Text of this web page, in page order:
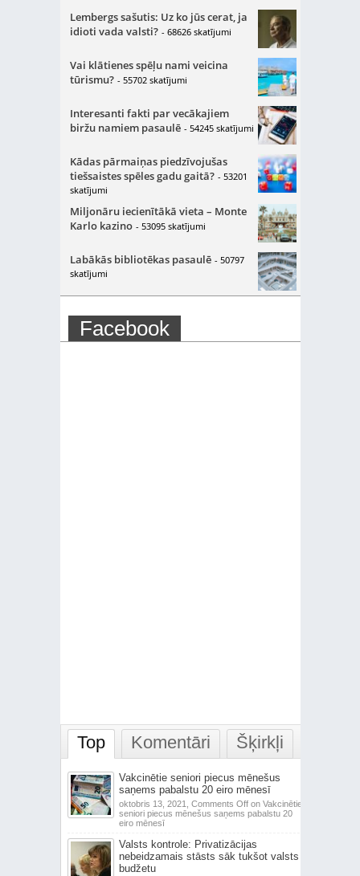
Lembergs sašutis: Uz ko jūs cerat, ja
idioti vada valsti? - 68626 skatījumi
Vai klātienes spēļu nami veicina
tūrismu? - 55702 skatījumi
Interesanti fakti par vecākajiem
biržu namiem pasaulē - 54245 skatījumi
Kādas pārmaiņas piedzīvojušas
tiešsaistes spēles gadu gaitā? - 53201
skatījumi
Miljonāru iecienītākā vieta – Monte
Karlo kazino - 53095 skatījumi
Labākās bibliotēkas pasaulē - 50797
skatījumi
Facebook
Top Komentāri Šķirkļi
Vakcinētie seniori piecus mēnešus
saņems pabalstu 20 eiro mēnesī
oktobris 13, 2021, Comments Offon Vakcinētie
seniori piecus mēnešus saņems pabalstu 20
eiro mēnesī
Valsts kontrole: Privatizācijas
nebeidzamais stāsts sāk tukšot valsts
budžetu